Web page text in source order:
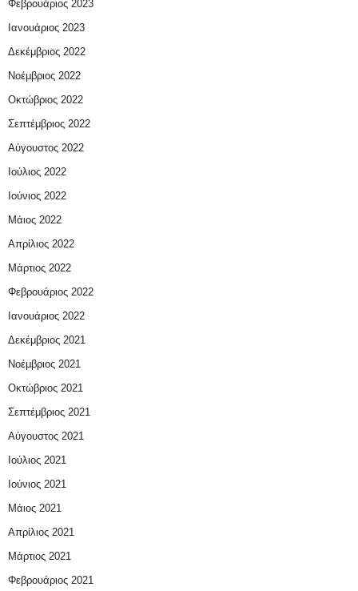
Φεβρουάριος 2023
Ιανουάριος 2023
Δεκέμβριος 2022
Νοέμβριος 2022
Οκτώβριος 2022
Σεπτέμβριος 2022
Αύγουστος 2022
Ιούλιος 2022
Ιούνιος 2022
Μάιος 2022
Απρίλιος 2022
Μάρτιος 2022
Φεβρουάριος 2022
Ιανουάριος 2022
Δεκέμβριος 2021
Νοέμβριος 2021
Οκτώβριος 2021
Σεπτέμβριος 2021
Αύγουστος 2021
Ιούλιος 2021
Ιούνιος 2021
Μάιος 2021
Απρίλιος 2021
Μάρτιος 2021
Φεβρουάριος 2021